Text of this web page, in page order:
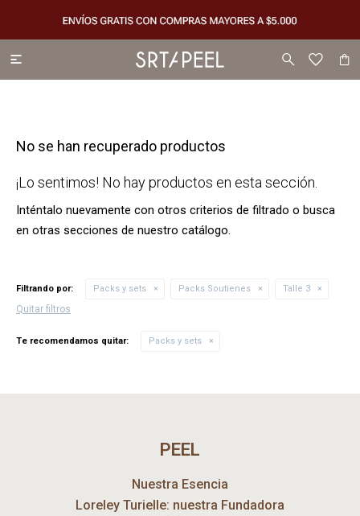

No se han recuperado productos
¡Lo sentimos! No hay productos en esta sección.
Inténtalo nuevamente con otros criterios de filtrado o busca
en otras secciones de nuestro catálogo.
Filtrando por: Packs y sets Packs Soutienes Talle 3
Quitar filtros
Te recomendamos quitar: Packs y sets
PEEL
Nuestra Esencia
Loreley Turielle: nuestra Fundadora